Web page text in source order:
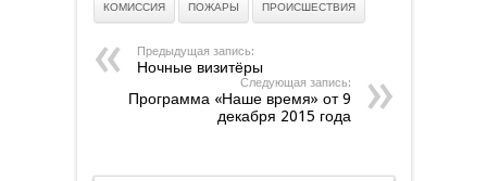
КОМИССИЯ ПОЖАРЫ ПРОИСШЕСТВИЯ
Предыдущая запись:
Ночные визитёры
Следующая запись:
Программа «Наше время» от 9
декабря 2015 года